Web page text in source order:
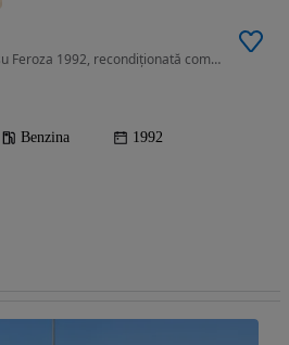
1600 cm3 • 110 CP • Daihatsu Feroza 1992, recondiționată complet, motor și șasiu refăcute,
Benzina 1992